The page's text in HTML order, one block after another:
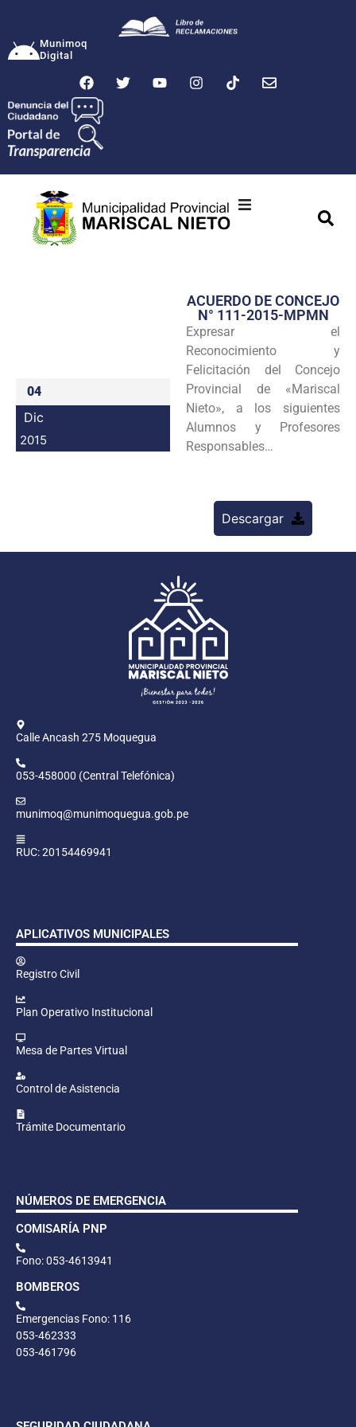
Munimoq
Digital
Transparencia
Programas
Intranet
04
Dic
2015
ACUERDO DE CONCEJO
N° 111-2015-MPMN
Expresar el
Reconocimiento y
Felicitación del Concejo
Provincial de «Mariscal
Nieto», a los siguientes
Alumnos y Profesores
Responsables…
Descargar
Calle Ancash 275 Moquegua
053-458000 (Central Telefónica)
munimoq@munimoquegua.gob.pe
RUC: 20154469941
APLICATIVOS MUNICIPALES
Registro Civil
Plan Operativo Institucional
Mesa de Partes Virtual
Control de Asistencia
Trámite Documentario
NÚMEROS DE EMERGENCIA
COMISARÍA PNP
Fono: 053-4613941
BOMBEROS
Emergencias Fono: 116
053-462333
053-461796